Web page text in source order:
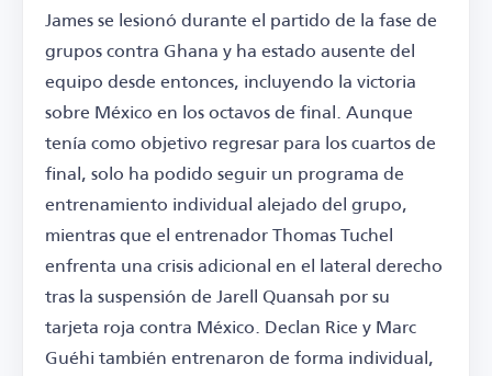
James se lesionó durante el partido de la fase de
grupos contra Ghana y ha estado ausente del
equipo desde entonces, incluyendo la victoria
sobre México en los octavos de final. Aunque
tenía como objetivo regresar para los cuartos de
final, solo ha podido seguir un programa de
entrenamiento individual alejado del grupo,
mientras que el entrenador Thomas Tuchel
enfrenta una crisis adicional en el lateral derecho
tras la suspensión de Jarell Quansah por su
tarjeta roja contra México. Declan Rice y Marc
Guéhi también entrenaron de forma individual,